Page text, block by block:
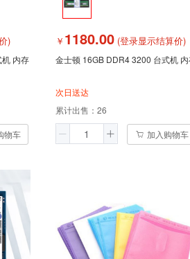
)
内存
物车
￥ 1180.00 (登录显示结算价)
金士顿 16GB DDR4 3200 台式机
次日送达
累计出售： 26
加入购物车